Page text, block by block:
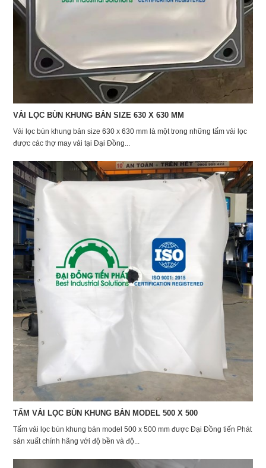
VẢI LỌC BÙN KHUNG BẢN SIZE 630 X 630 MM
Vải lọc bùn khung bản size 630 x 630 mm là một trong những tấm vải lọc
được các thợ may vải tại Đại Đồng...
TẤM VẢI LỌC BÙN KHUNG BẢN MODEL 500 X 500
Tấm vải lọc bùn khung bản model 500 x 500 mm được Đại Đồng tiến Phát
sản xuất chính hãng với độ bền và độ...